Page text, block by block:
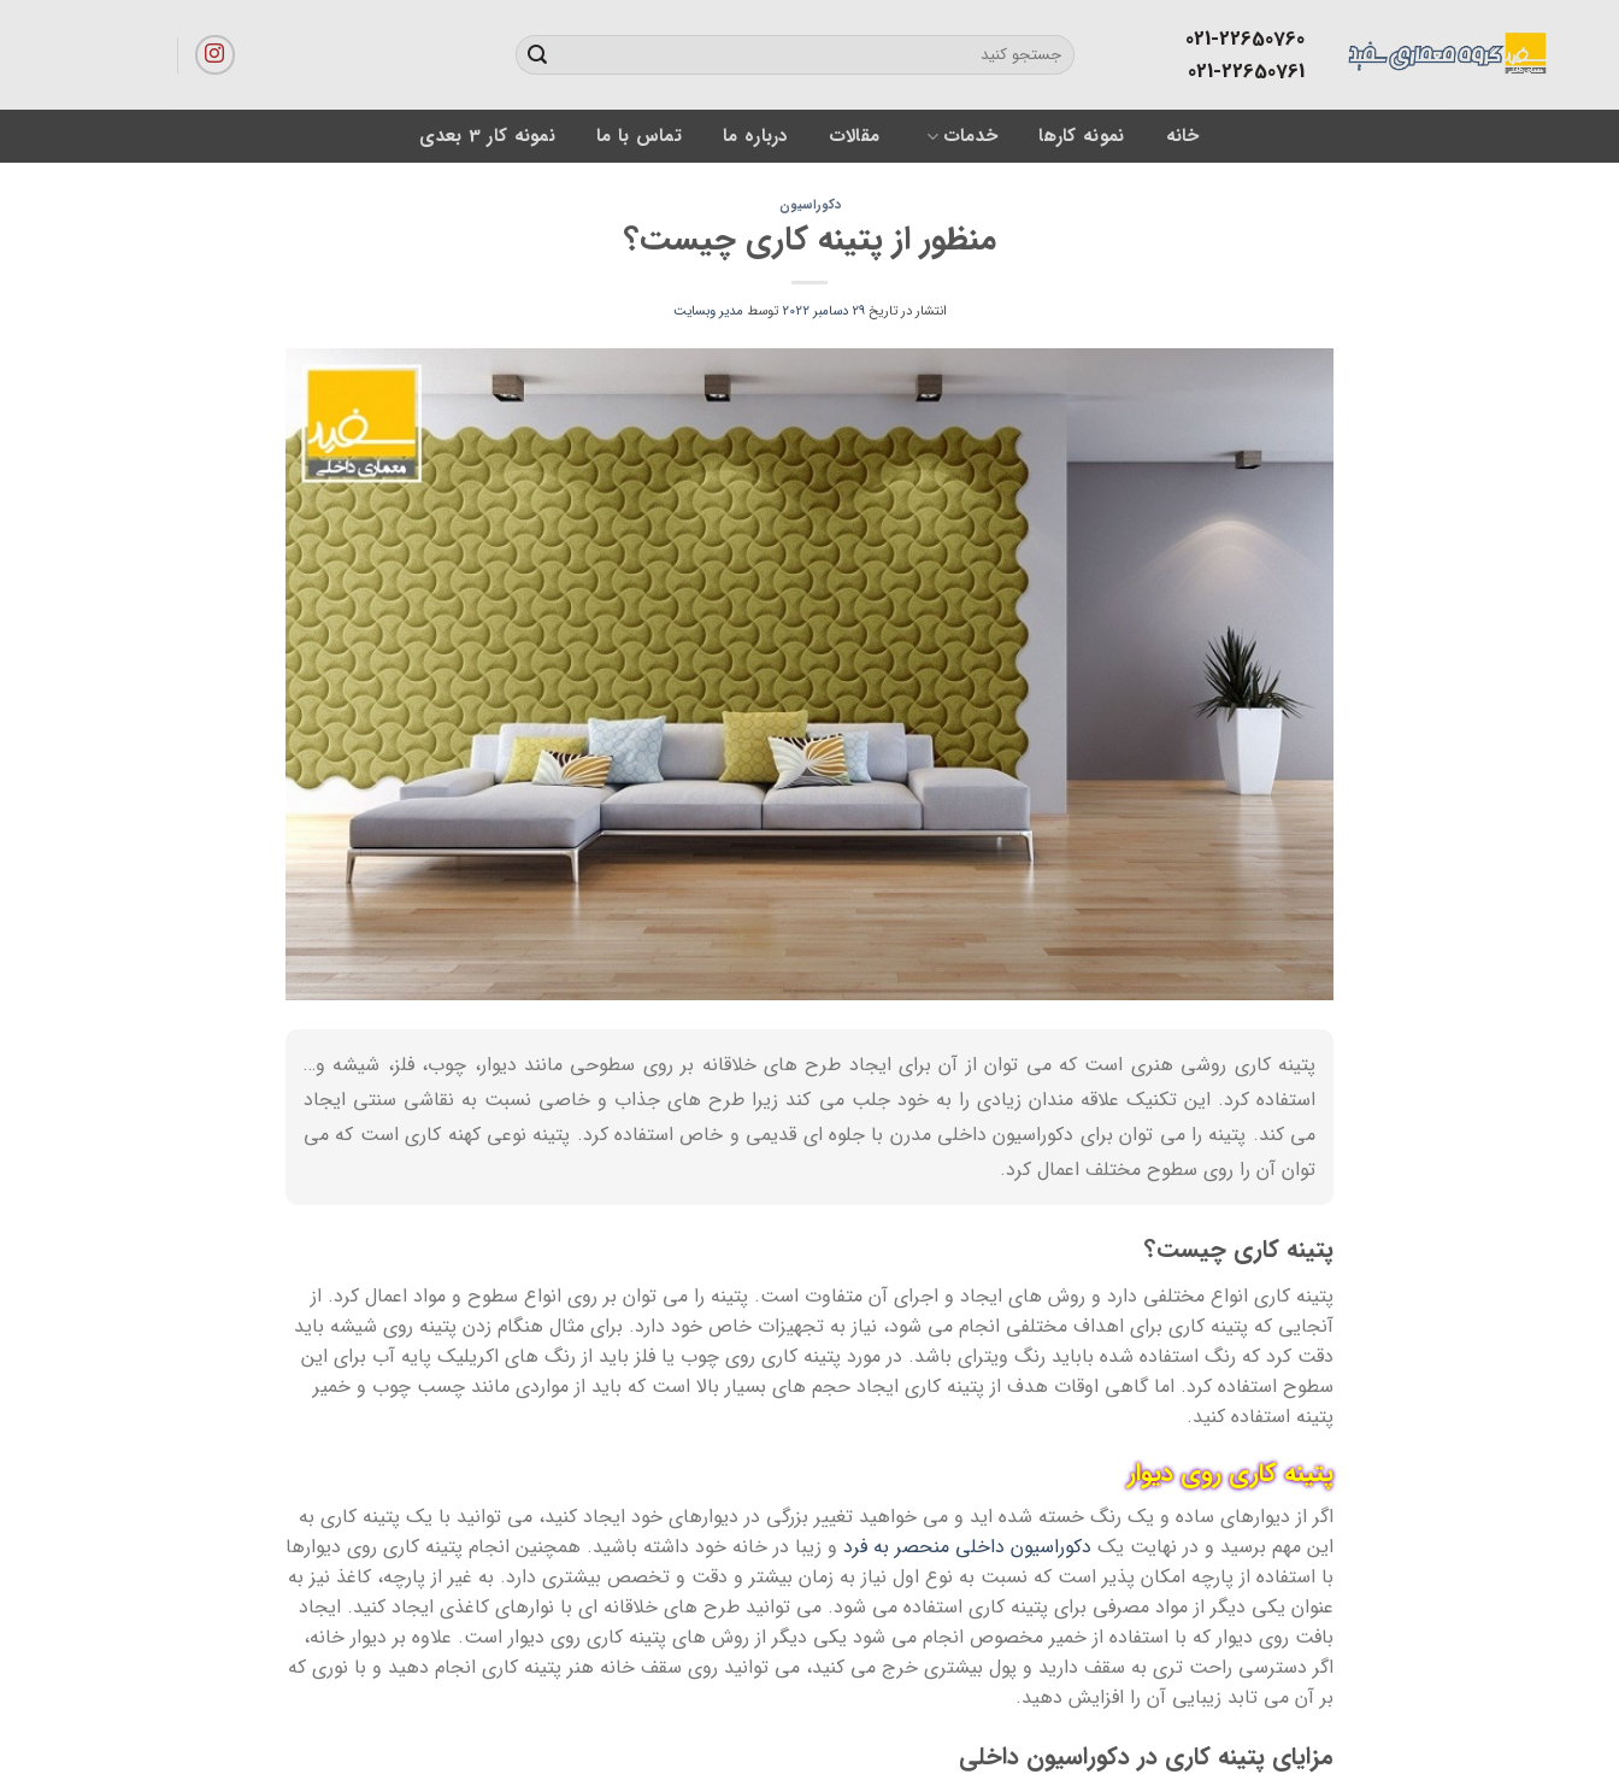
021-22650760
021-22650761
خانه نمونه کارها خدمات مقالات درباره ما تماس با ما نمونه کار 3 بعدی
دکوراسیون
منظور از پتینه کاری چیست؟
انتشار در تاریخ29 دسامبر 2022 توسط مدیر وبسایت
پتینه کاری روشی هنری است که می توان از آن برای ایجاد طرح های خلاقانه بر روی سطوحی مانند دیوار، چوب، فلز، شیشه و…
استفاده کرد. این تکنیک علاقه مندان زیادی را به خود جلب می کند زیرا طرح های جذاب و خاصی نسبت به نقاشی سنتی ایجاد
می کند. پتینه را می توان برای دکوراسیون داخلی مدرن با جلوه ای قدیمی و خاص استفاده کرد. پتینه نوعی کهنه کاری است که می
توان آن را روی سطوح مختلف اعمال کرد.
پتینه کاری چیست؟
پتینه کاری انواع مختلفی دارد و روش های ایجاد و اجرای آن متفاوت است. پتینه را می توان بر روی انواع سطوح و مواد اعمال کرد. از
آنجایی که پتینه کاری برای اهداف مختلفی انجام می شود، نیاز به تجهیزات خاص خود دارد. برای مثال هنگام زدن پتینه روی شیشه باید
دقت کرد که رنگ استفاده شده باباید رنگ ویترای باشد. در مورد پتینه کاری روی چوب یا فلز باید از رنگ های اکریلیک پایه آب برای این
سطوح استفاده کرد. اما گاهی اوقات هدف از پتینه کاری ایجاد حجم های بسیار بالا است که باید از مواردی مانند چسب چوب و خمیر
پتینه استفاده کنید.
پتینه کاری روی دیوار
اگر از دیوارهای ساده و یک رنگ خسته شده اید و می خواهید تغییر بزرگی در دیوارهای خود ایجاد کنید، می توانید با یک پتینه کاری به
این مهم برسید و در نهایت یک دکوراسیون داخلی منحصر به فرد و زیبا در خانه خود داشته باشید. همچنین انجام پتینه کاری روی دیوارها
با استفاده از پارچه امکان پذیر است که نسبت به نوع اول نیاز به زمان بیشتر و دقت و تخصص بیشتری دارد. به غیر از پارچه، کاغذ نیز به
عنوان یکی دیگر از مواد مصرفی برای پتینه کاری استفاده می شود. می توانید طرح های خلاقانه ای با نوارهای کاغذی ایجاد کنید. ایجاد
بافت روی دیوار که با استفاده از خمیر مخصوص انجام می شود یکی دیگر از روش های پتینه کاری روی دیوار است. علاوه بر دیوار خانه،
اگر دسترسی راحت تری به سقف دارید و پول بیشتری خرج می کنید، می توانید روی سقف خانه هنر پتینه کاری انجام دهید و با نوری که
بر آن می تابد زیبایی آن را افزایش دهید.
مزایای پتینه کاری در دکوراسیون داخلی